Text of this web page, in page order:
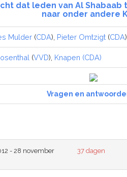
dat leden van Al
naar onder andere
Mulder (CDA), Pieter Omtzigt (CDA)
(VVD), Knapen (CDA)
Vragen en
- 28 november
37 dagen